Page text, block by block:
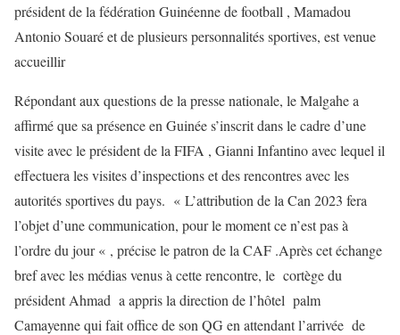
président de la fédération Guinéenne de football , Mamadou
Antonio Souaré et de plusieurs personnalités sportives, est venue
accueillir
Répondant aux questions de la presse nationale, le Malgahe a
affirmé que sa présence en Guinée s’inscrit dans le cadre d’une
visite avec le président de la FIFA , Gianni Infantino avec lequel il
effectuera les visites d’inspections et des rencontres avec les
autorités sportives du pays. « L’attribution de la Can 2023 fera
l’objet d’une communication, pour le moment ce n’est pas à
l’ordre du jour « , précise le patron de la CAF .Après cet échange
bref avec les médias venus à cette rencontre, le cortège du
président Ahmad a appris la direction de l’hôtel palm
Camayenne qui fait office de son QG en attendant l’arrivée de